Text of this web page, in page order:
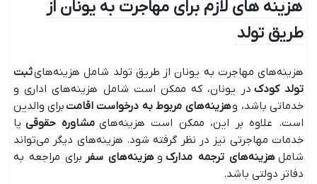
هزینه های لازم برای مهاجرت به یونان از
طریق تولد
هزینه‌های مهاجرت به یونان از طریق تولد شامل هزینه‌هایثبت
تولد کودک در یونان، که ممکن است شامل هزینه‌های اداری و
خدماتی باشد، وهزینه‌های مربوط به درخواست اقامتبرای والدین
است. علاوه بر این، ممکن است هزینه‌های مشاوره حقوقی یا
خدمات مهاجرتی نیز در نظر گرفته شود. هزینه‌های دیگر می‌تواند
شاملهزینه‌های ترجمه مدارکوهزینه‌های سفر برای مراجعه به
دفاتر دولتی باشد.